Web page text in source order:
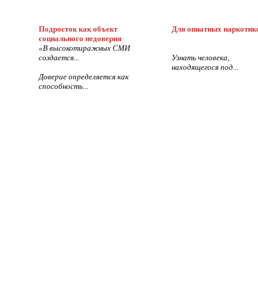
Подросток как объект
социального недоверия
«В высокотиражных СМИ
создается...
Доверие определяется как
способность...
Для опиатных
Узнать человека,
находящегося под...